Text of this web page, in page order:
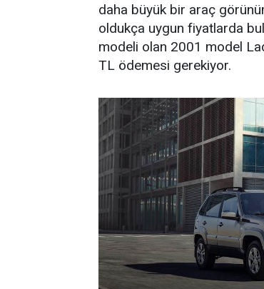
daha büyük bir araç
oldukça uygun fiyatlarda
modeli olan 2001 model
TL ödemesi gerekiyor.